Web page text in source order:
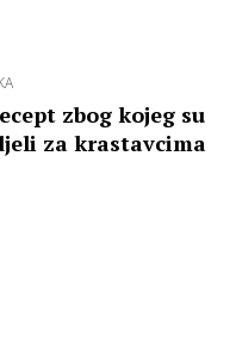
zbog kojeg su
za krastavcima